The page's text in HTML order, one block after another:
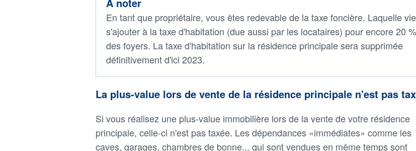
En tant que propriétaire, vous êtes redevable de la taxe foncière. Laquelle
s'ajouter à la taxe d'habitation (due aussi par les locataires) pour encore 20 %
des foyers. La taxe d'habitation sur la résidence principale sera supprimée
définitivement d'ici 2023.
La plus-value lors de vente de la résidence principale n'est pas
Si vous réalisez une plus-value immobilière lors de la vente de votre résidence
principale, celle-ci n'est pas taxée. Les dépendances «immédiates» comme les
caves, garages, chambres de bonne... qui sont vendues en même temps sont